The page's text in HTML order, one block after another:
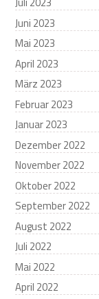
Juni 2023
Mai 2023
April 2023
März 2023
Februar 2023
Januar 2023
Dezember 2022
November 2022
Oktober 2022
September 2022
August 2022
Juli 2022
Mai 2022
April 2022